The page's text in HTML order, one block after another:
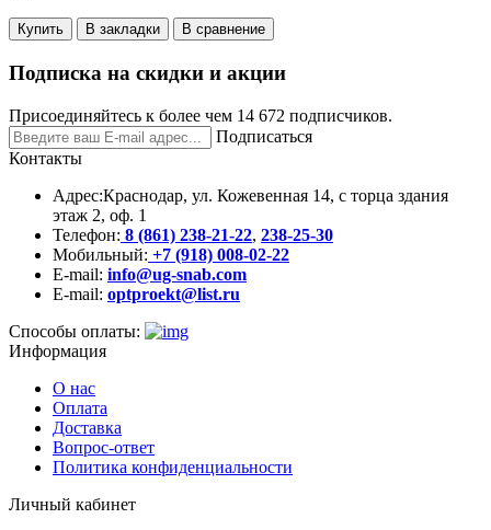
Купить В закладки В сравнение
Подписка на скидки и акции
Присоединяйтесь к более чем 14 672 подписчиков.
Подписаться
Контакты
Адрес:Краснодар, ул. Кожевенная 14, с торца здания
этаж 2, оф. 1
Телефон: 8 (861) 238-21-22, 238-25-30
Мобильный: +7 (918) 008-02-22
E-mail: info@ug-snab.com
E-mail: optproekt@list.ru
Способы оплаты:
Информация
О нас
Оплата
Доставка
Вопрос-ответ
Политика конфиденциальности
Личный кабинет